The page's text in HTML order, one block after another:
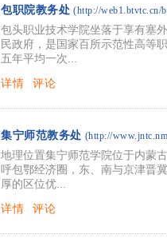
包职院教务处 (http://web1.btvtc.cn/
包头职业技术学院坐落于享有塞
民政府，是国家百所示范性高等
五年平均一次...
详情
评论
集宁师范教务处 (http://
地理位置集宁师范学院位于内蒙
呼包鄂经济圈，东、南与京津晋
厚的区位优...
详情
评论